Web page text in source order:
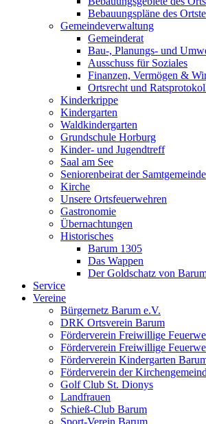
Bebauungspläne des
Gemeindeverwaltung
Gemeinderat
Bau-, Planungs- und
Ausschuss für Soziales
Finanzen, Vermögen &
Ortsrecht und
Kinderkrippe
Kindergarten
Waldkindergarten
Grundschule Horburg
Kinder- und Jugendtreff
Saal am See
Seniorenbeirat der
Kirche
Unsere Ortsfeuerwehren
Gastronomie
Übernachtungen
Historisches
Barum 1305
Das Wappen
Der Goldschatz von
Service
Vereine
Bürgernetz Barum e.V.
DRK Ortsverein Barum
Förderverein Freiwillige
Förderverein Freiwillige
Förderverein Kindergarten
Förderverein der
Golf Club St. Dionys
Landfrauen
Schieß-Club Barum
Sport-Verein Barum